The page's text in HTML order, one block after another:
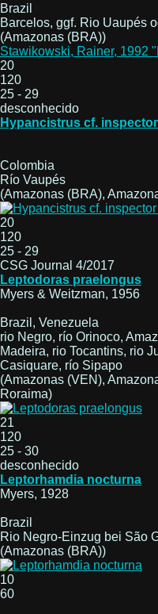
Brazil
Barcelos, ggf. Rio Uaupés
(Amazonas (BRA))
Stawikowski, Rainer, 1992
20
120
25 - 29
desconhecido
Hypancistrus cf.
Colombia
Río Vaupés
(Amazonas (BRA),
20
120
25 - 29
CSG Journal 4/2017
Leptodoras praelongus
Myers & Weitzman, 1956
Brazil, Venezuela
rio Negro, río Orinoco,
Madeira, rio Tocantins, rio
Casiquare, río Sipapo
(Amazonas (VEN),
Roraima)
21
120
25 - 30
desconhecido
Leptorhamdia nocturna
Myers, 1928
Brazil
Rio Negro-Einzug bei São
(Amazonas (BRA))
10
60